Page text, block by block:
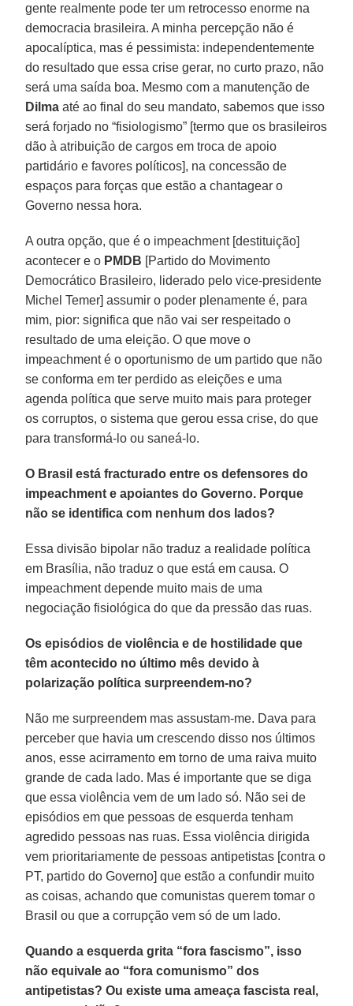
gente realmente pode ter um retrocesso enorme na
democracia brasileira. A minha percepção não é
apocalíptica, mas é pessimista: independentemente
do resultado que essa crise gerar, no curto prazo, não
será uma saída boa. Mesmo com a manutenção de
Dilma até ao final do seu mandato, sabemos que isso
será forjado no “fisiologismo” [termo que os brasileiros
dão à atribuição de cargos em troca de apoio
partidário e favores políticos], na concessão de
espaços para forças que estão a chantagear o
Governo nessa hora.
A outra opção, que é o impeachment [destituição]
acontecer e o PMDB [Partido do Movimento
Democrático Brasileiro, liderado pelo vice-presidente
Michel Temer] assumir o poder plenamente é, para
mim, pior: significa que não vai ser respeitado o
resultado de uma eleição. O que move o
impeachment é o oportunismo de um partido que não
se conforma em ter perdido as eleições e uma
agenda política que serve muito mais para proteger
os corruptos, o sistema que gerou essa crise, do que
para transformá-lo ou saneá-lo.
O Brasil está fracturado entre os defensores do
impeachment e apoiantes do Governo. Porque
não se identifica com nenhum dos lados?
Essa divisão bipolar não traduz a realidade política
em Brasília, não traduz o que está em causa. O
impeachment depende muito mais de uma
negociação fisiológica do que da pressão das ruas.
Os episódios de violência e de hostilidade que
têm acontecido no último mês devido à
polarização política surpreendem-no?
Não me surpreendem mas assustam-me. Dava para
perceber que havia um crescendo disso nos últimos
anos, esse acirramento em torno de uma raiva muito
grande de cada lado. Mas é importante que se diga
que essa violência vem de um lado só. Não sei de
episódios em que pessoas de esquerda tenham
agredido pessoas nas ruas. Essa violência dirigida
vem prioritariamente de pessoas antipetistas [contra o
PT, partido do Governo] que estão a confundir muito
as coisas, achando que comunistas querem tomar o
Brasil ou que a corrupção vem só de um lado.
Quando a esquerda grita “fora fascismo”, isso
não equivale ao “fora comunismo” dos
antipetistas? Ou existe uma ameaça fascista real,